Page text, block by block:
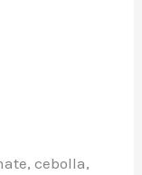
cebolla,